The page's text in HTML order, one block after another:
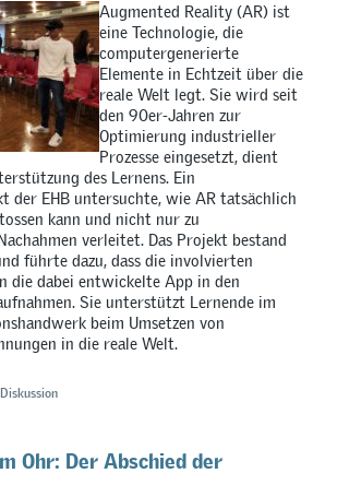
Augmented Reality (AR) ist
eine Technologie, die
computergenerierte
Elemente in Echtzeit über die
reale Welt legt. Sie wird seit
den 90er-Jahren zur
Optimierung industrieller
Prozesse eingesetzt, dient
des Lernens. Ein
der EHB untersuchte, wie AR tatsächlich
kann und nicht nur zu
verleitet. Das Projekt bestand
führte dazu, dass die involvierten
die dabei entwickelte App in den
Sie unterstützt Lernende im
beim Umsetzen von
in die reale Welt.
Diskussion
Ohr: Der Abschied der